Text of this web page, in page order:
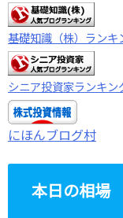
基礎知識（株）ランキ
シニア投資家ランキン
にほんブログ村
本日の相